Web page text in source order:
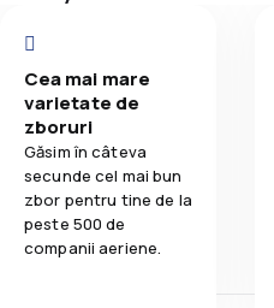
Cea mai mare
varietate de
zboruri
Găsim în câteva
secunde cel mai bun
zbor pentru tine de la
peste 500 de
companii aeriene.